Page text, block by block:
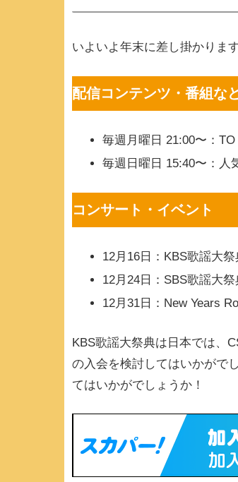
いよいよ年末に差し掛かりま
配信コンテンツ・番組な
毎週月曜日 21:00〜：TO
毎週日曜日 15:40〜：人
コンサート・イベント
12月16日：KBS歌謡大祭
12月24日：SBS歌謡大祭
12月31日：New Years
KBS歌謡大祭典は日本では、
の入会を検討してはいかがで
てはいかがでしょうか！